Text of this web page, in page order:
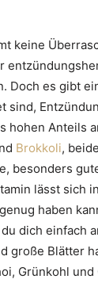
keine
Doch es gibt
sind,
hohen Anteils
Brokkoli,
besonders
lässt sich
haben
dich einfach
große Blätter
Grünkohl